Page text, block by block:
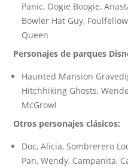
Panic, Oogie Boogie,
Bowler Hat Guy,
Queen
Personajes de parques
Haunted Mansion
Hitchhiking Ghosts,
McGrowl
Otros personajes clásicos:
Doc, Alicia, Sombrerero
Pan, Wendy, Campanita,